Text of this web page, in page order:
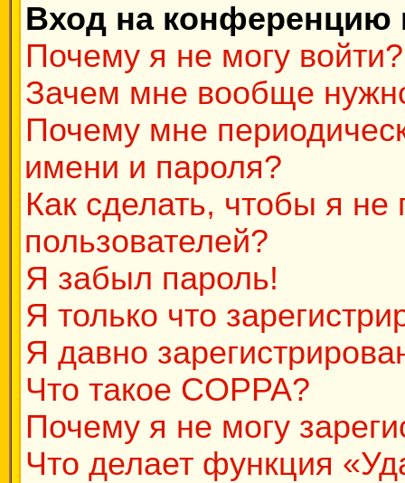
Вход на конференцию
Почему я не могу войти?
Зачем мне вообще
Почему мне
имени и пароля?
Как сделать, чтобы я не
пользователей?
Я забыл пароль!
Я только что
Я давно
Что такое COPPA?
Почему я не могу
Что делает функция